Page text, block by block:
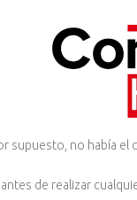
supuesto, no había el
de realizar